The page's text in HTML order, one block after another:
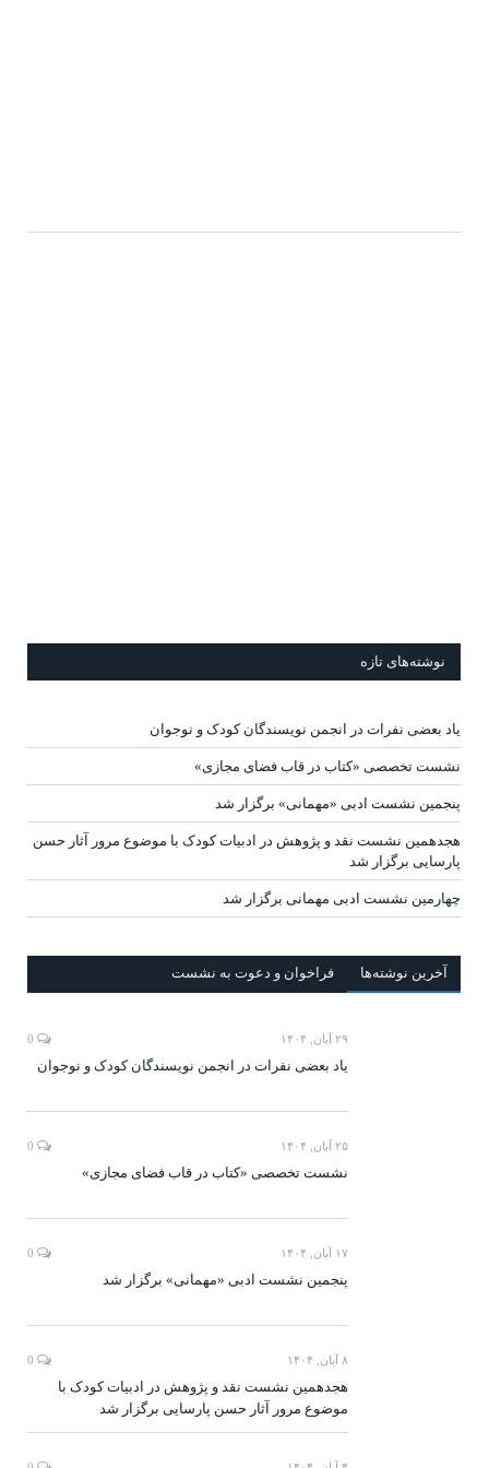
نوشته‌های تازه
یاد بعضی نفرات در انجمن نویسندگان کودک و نوجوان
نشست تخصصی «کتاب در قاب فضای مجازی»
پنجمین نشست ادبی «مهمانی» برگزار شد
هجدهمین نشست نقد و پژوهش در ادبیات کودک با موضوع مرور آثار حسن
پارسایی برگزار شد
چهارمین نشست ادبی مهمانی برگزار شد
آخرين‌ نوشته‌ها فراخوان و دعوت به نشست
۲۹ آبان, ۱۴۰۴
یاد بعضی نفرات در انجمن نویسندگان کودک و نوجوان
۲۵ آبان, ۱۴۰۴
نشست تخصصی «کتاب در قاب فضای مجازی»
۱۷ آبان, ۱۴۰۴
پنجمین نشست ادبی «مهمانی» برگزار شد
۸ آبان, ۱۴۰۴
هجدهمین نشست نقد و پژوهش در ادبیات کودک با
موضوع مرور آثار حسن پارسایی برگزار شد